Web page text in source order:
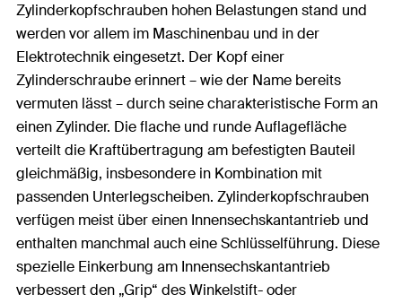
Zylinderkopfschrauben hohen Belastungen stand und
werden vor allem im Maschinenbau und in der
Elektrotechnik eingesetzt. Der Kopf einer
Zylinderschraube erinnert – wie der Name bereits
vermuten lässt – durch seine charakteristische Form an
einen Zylinder. Die flache und runde Auflagefläche
verteilt die Kraftübertragung am befestigten Bauteil
gleichmäßig, insbesondere in Kombination mit
passenden Unterlegscheiben. Zylinderkopfschrauben
verfügen meist über einen Innensechskantantrieb und
enthalten manchmal auch eine Schlüsselführung. Diese
spezielle Einkerbung am Innensechskantantrieb
verbessert den „Grip“ des Winkelstift- oder